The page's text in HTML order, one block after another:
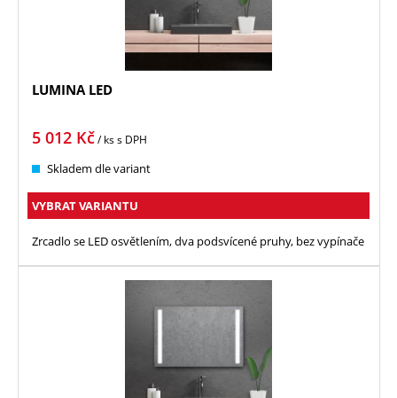
LUMINA LED
5 012 Kč/ kss DPH
Skladem dle variant
VYBRAT VARIANTU
Zrcadlo se LED osvětlením, dva podsvícené pruhy, bez vypínače